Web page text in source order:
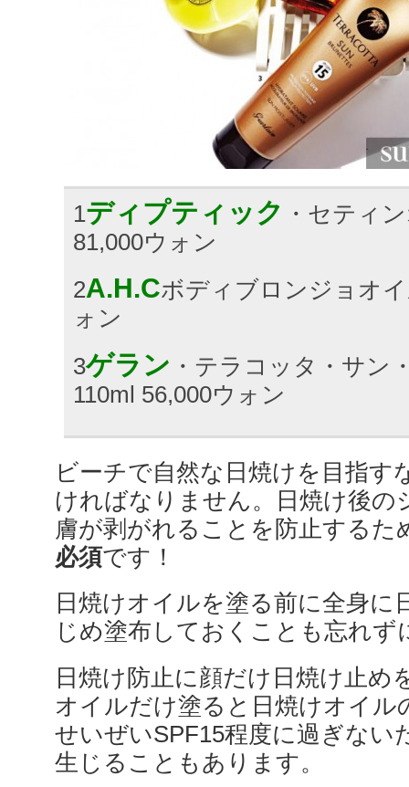
1ディプティック ・セティ
81,000ウォン
2A.H.Cボディブロンジョオ
ォン
3ゲラン ・テラコッタ・サン
110ml 56,000ウォン
ビーチで自然な日焼けを目指す
ければなりません。日焼け後の
膚が剥がれることを防止するた
必須です！
日焼けオイルを塗る前に全身に
じめ塗布しておくことも忘れず
日焼け防止に顔だけ日焼け止め
オイルだけ塗ると日焼けオイル
せいぜいSPF15程度に過ぎない
生じることもあります。